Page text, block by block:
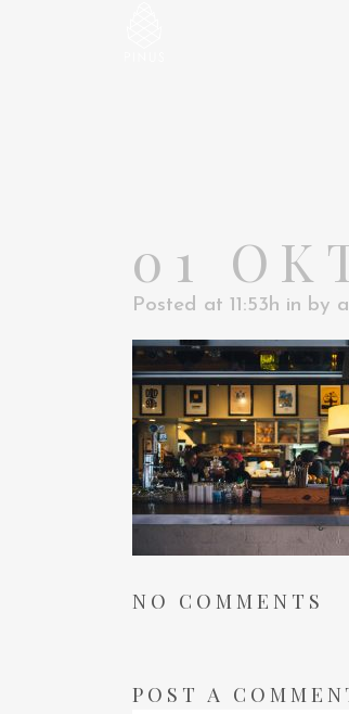
01
Posted at 11:53h in by
NO COMMENTS
POST A